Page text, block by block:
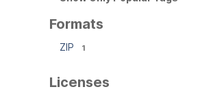
Formats
ZIP 1
Licenses